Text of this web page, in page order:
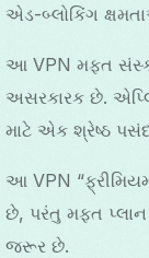
એડ-બ્લોકિંગ
આ VPN મફત
અસરકારક છે.
માટે એક શ્રેષ્ઠ
આ VPN
છે, પરંતુ મફત પ્લાન
જરૂર છે.